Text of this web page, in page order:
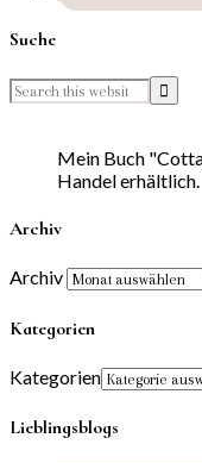
Suche
Mein Buch
Handel erhältlich.
Archiv
Archiv
Kategorien
Kategorien
Lieblingsblogs